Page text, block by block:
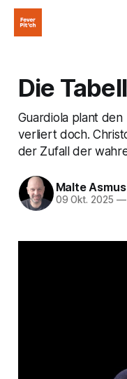
Die
Guardiola plant
verliert doch.
der Zufall der
Malte Asmus
09 Okt. 2025 —